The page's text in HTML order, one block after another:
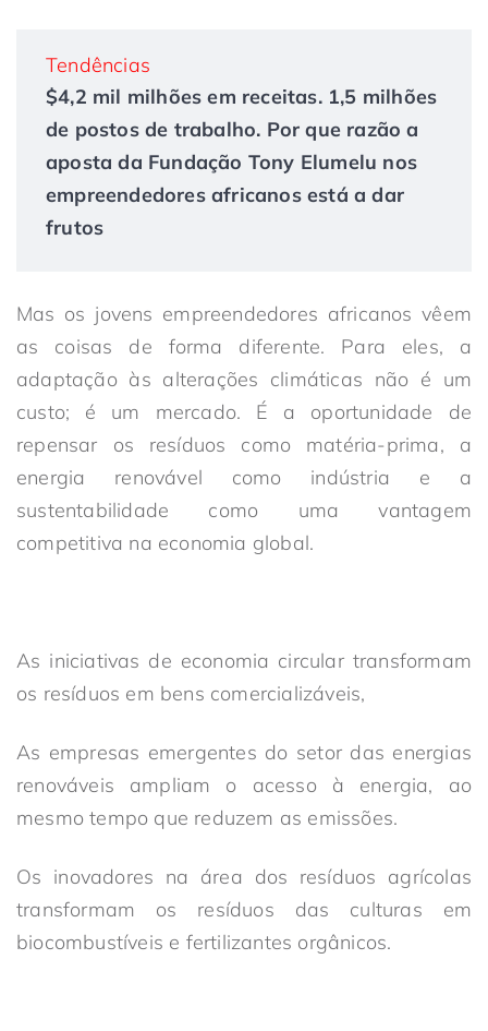
Tendências
$4,2 mil milhões em receitas. 1,5 milhões
de postos de trabalho. Por que razão a
aposta da Fundação Tony Elumelu nos
empreendedores africanos está a dar
frutos
Mas os jovens empreendedores africanos vêem
as coisas de forma diferente. Para eles, a
adaptação às alterações climáticas não é um
custo; é um mercado. É a oportunidade de
repensar os resíduos como matéria-prima, a
energia renovável como indústria e a
sustentabilidade como uma vantagem
competitiva na economia global.
As iniciativas de economia circular transformam
os resíduos em bens comercializáveis,
As empresas emergentes do setor das energias
renováveis ampliam o acesso à energia, ao
mesmo tempo que reduzem as emissões.
Os inovadores na área dos resíduos agrícolas
transformam os resíduos das culturas em
biocombustíveis e fertilizantes orgânicos.